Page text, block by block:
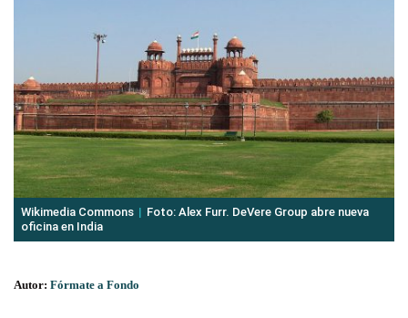
Wikimedia Commons
Foto: Alex Furr. DeVere Group abre nueva
oficina en India
Autor: Fórmate a Fondo